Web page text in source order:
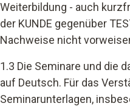
Weiterbildung - auch
der KUNDE gegenüber
Nachweise nicht
1.3 Die Seminare und die
auf Deutsch. Für das
Seminarunterlagen,